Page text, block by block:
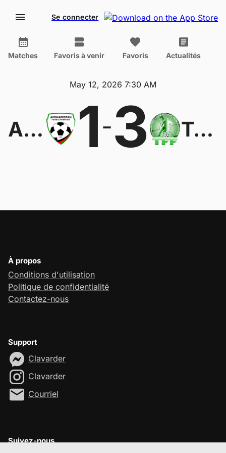
Se connecter
Matches Favoris à venir Favoris Actualités
May 12, 2026 7:30 AM
Afghanistan U20 1-3 Turkmenistan U20
À propos
Conditions d'utilisation
Politique de confidentialité
Contactez-nous
Support
Clavarder
Clavarder
Courriel
Suivez-nous